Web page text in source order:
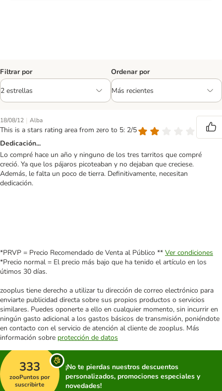
Filtrar por Ordenar por
18/08/12 | Alba
This is a stars rating area from zero to 5: 2/5
Dedicación...
Lo compré hace un año y ninguno de los tres tarritos que compré
creció. Ya que los pájaros picoteaban y no dejaban que creciese.
Además, le falta un poco de tierra. Definitivamente, necesitan
dedicación.
*PRVP = Precio Recomendado de Venta al Público ** Ver condiciones
*Precio normal = El precio más bajo que ha tenido el artículo en los
útimos 30 días.
zooplus tiene derecho a utilizar tu dirección de correo electrónico para
enviarte publicidad directa sobre sus propios productos o servicios
similares. Puedes oponerte a ello en cualquier momento, sin incurrir en
ningún gasto adicional a los gastos básicos de transmisión, poniéndote
en contacto con el servicio de atención al cliente de zooplus. Más
información sobre protección de datos
333
zooPuntos por
suscribirte
¡No te pierdas nuestros descuentos
personalizados, promociones especiales y
novedades!